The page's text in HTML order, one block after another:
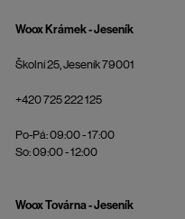
Woox Krámek - Jeseník
Školní 25, Jeseník 79001
+420 725 222 125
Po-Pá: 09:00 - 17:00
So: 09:00 - 12:00
Woox Továrna - Jeseník